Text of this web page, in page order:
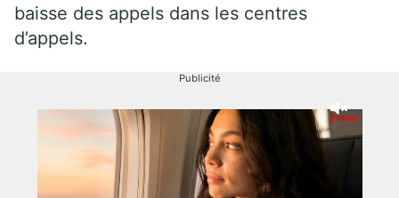
baisse des appels dans les centres
d’appels.
Publicité